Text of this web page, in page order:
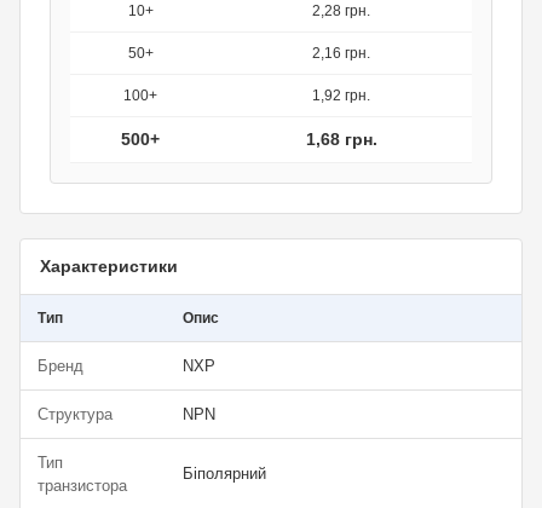
10+ 2,28 грн.
50+ 2,16 грн.
100+ 1,92 грн.
500+ 1,68 грн.
Характеристики
Тип Опис
Бренд NXP
Структура NPN
Тип
транзистора
Біполярний